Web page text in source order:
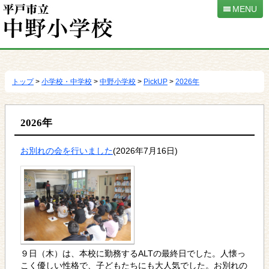
移
MENU
トップ> 小学校・中学校 > 中野小学校 > PickUP > 2026年
2026年
お別れの会を行いました(2026年7月16日)
９日（木）は、本校に勤務するALTの最終日でした。人懐っ
こく優しい性格で、子どもたちにも大人気でした。お別れの